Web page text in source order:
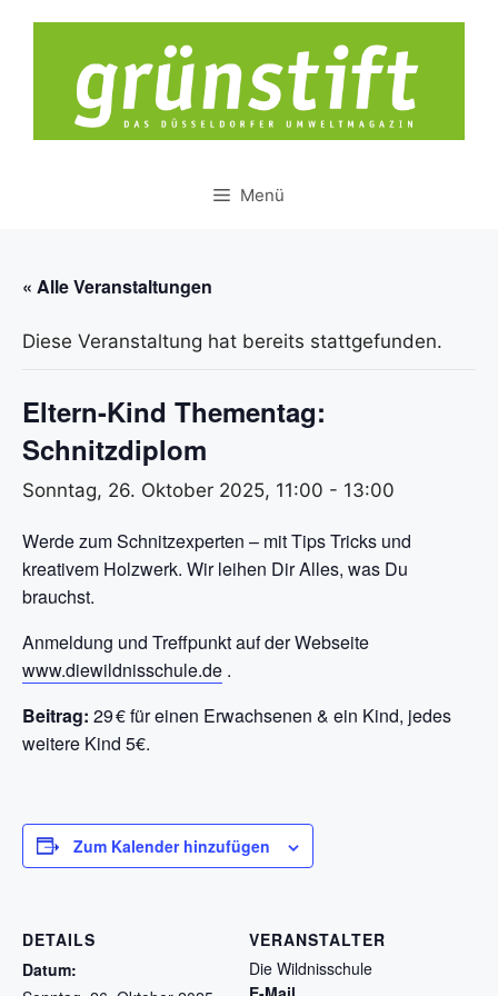
Menü
« Alle Veranstaltungen
Diese Veranstaltung hat bereits stattgefunden.
Eltern-Kind Thementag:
Schnitzdiplom
Sonntag, 26. Oktober 2025, 11:00 - 13:00
Werde zum Schnitzexperten – mit Tips Tricks und
kreativem Holzwerk. Wir leihen Dir Alles, was Du
brauchst.
Anmeldung und Treffpunkt auf der Webseite
www.diewildnisschule.de .
Beitrag: 29 € für einen Erwachsenen & ein Kind, jedes
weitere Kind 5€.
Zum Kalender hinzufügen
DETAILS
Datum:
VERANSTALTER
Die Wildnisschule